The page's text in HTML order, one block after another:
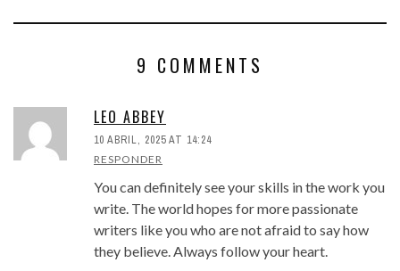
9 COMMENTS
LEO ABBEY
10 ABRIL, 2025 AT 14:24
RESPONDER
You can definitely see your skills in the work you
write. The world hopes for more passionate
writers like you who are not afraid to say how
they believe. Always follow your heart.